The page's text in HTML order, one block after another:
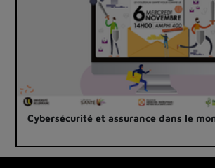
Cybersécurité et assurance dans le